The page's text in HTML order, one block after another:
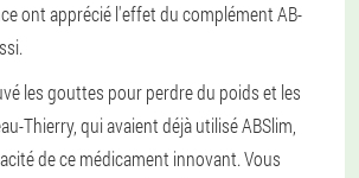
ont apprécié l'effet du complément AB-
les gouttes pour perdre du poids et les
Thierry, qui avaient déjà utilisé ABSlim,
de ce médicament innovant. Vous